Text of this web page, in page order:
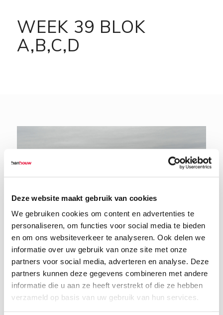
Deze website maakt gebruik van cookies
We gebruiken cookies om content en advertenties te
personaliseren, om functies voor social media te bieden
en om ons websiteverkeer te analyseren. Ook delen we
informatie over uw gebruik van onze site met onze
partners voor social media, adverteren en analyse. Deze
partners kunnen deze gegevens combineren met andere
informatie die u aan ze heeft verstrekt of die ze hebben
verzameld op basis van uw gebruik van hun services.
WEEK 39 BLOK
A,B,C,D
25 september 2019